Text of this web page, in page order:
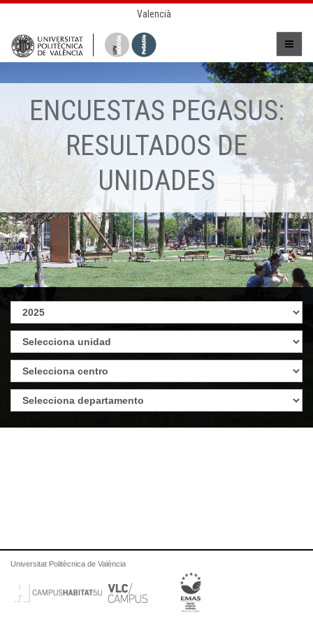
Valencià
ENCUESTAS PEGASUS:
RESULTADOS DE
UNIDADES
Universitat Politècnica de València